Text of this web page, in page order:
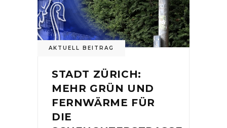
AKTUELL BEITRAG
STADT ZÜRICH:
MEHR GRÜN UND
FERNWÄRME FÜR
DIE